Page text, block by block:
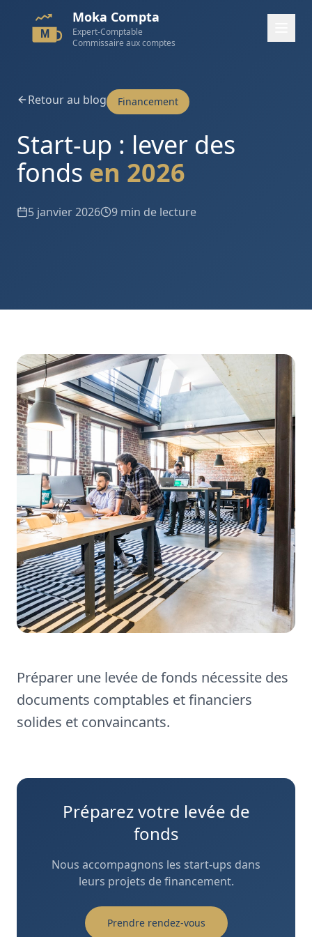
M
Moka Compta
Expert-Comptable
Commissaire aux comptes
Retour au blog Financement
Start-up : lever des
fonds en 2026
5 janvier 2026 9 min de lecture
Préparer une levée de fonds nécessite des
documents comptables et financiers
solides et convaincants.
Préparez votre levée de
fonds
Nous accompagnons les start-ups dans
leurs projets de financement.
Prendre rendez-vous